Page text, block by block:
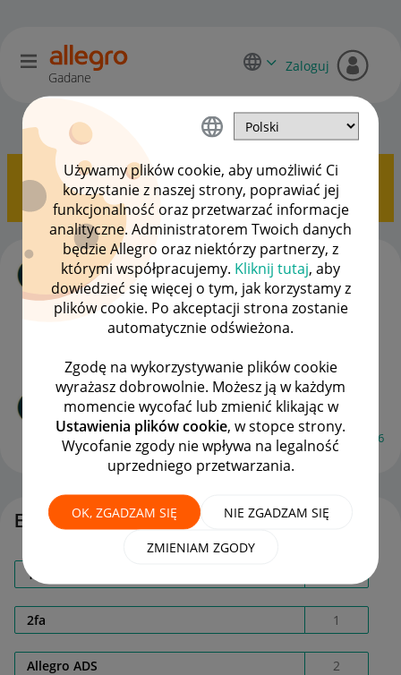
Używamy plików cookie, aby umożliwić Ci
korzystanie z naszej strony, poprawiać jej
funkcjonalność oraz przetwarzać informacje
analityczne. Administratorem Twoich danych
będzie Allegro oraz niektórzy partnerzy, z
którymi współpracujemy. Kliknij tutaj, aby
dowiedzieć się więcej o tym, jak korzystamy z
plików cookie. Po akceptacji strona zostanie
automatycznie odświeżona.
Zgodę na wykorzystywanie plików cookie
wyrażasz dobrowolnie. Możesz ją w każdym
momencie wycofać lub zmienić klikając w
Ustawienia plików cookie, w stopce strony.
Wycofanie zgody nie wpływa na legalność
uprzedniego przetwarzania.
OK, ZGADZAM SIĘ NIE ZGADZAM SIĘ
ZMIENIAM ZGODY
Gadane
Zaloguj
Zaawansowani sprzedawcy OPCJE
Pokazywanie tematów z etykietąZakupy. Pokaż
wszystkie tematy
Filtr zamówień
autorMAXIOBCHODPLz ‎16-11-202114:52
Ostatnio opublikowano w dniu‎16-11-2021 13:42, autor
_HolaOla_
Przelew z konta za granicą za zakupy ?
autorMarta-1995rz‎13-07-202009:13
Ostatnio opublikowano w dniu‎13-07-2020 09:37 , autor xyz96
ODPOWIEDZI 1666 WYŚWIETLEŃ
Etykiety
18561400398
2fa 1
Allegro ADS 2